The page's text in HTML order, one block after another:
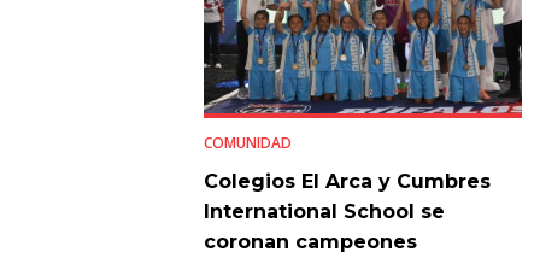
COMUNIDAD
Colegios El Arca y Cumbres
International School se
coronan campeones